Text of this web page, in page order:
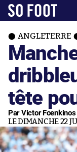
ANGLETERRE
tête
Par Victor Foenkinos
LE DIMANCHE 22